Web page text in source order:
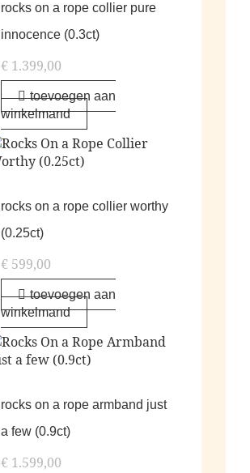
rocks on a rope collier pure
innocence (0.3ct)
€ 1.399,00
toevoegen aan
winkelmand
rocks on a rope collier worthy
(0.25ct)
€ 599,00
toevoegen aan
winkelmand
rocks on a rope armband just
a few (0.9ct)
€ 1.599,00